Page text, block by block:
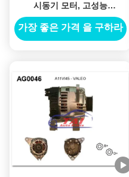
시동기 모터, 고성능
0120689538, 0001218110,
0001223005
가장 좋은 가격 을 구하라